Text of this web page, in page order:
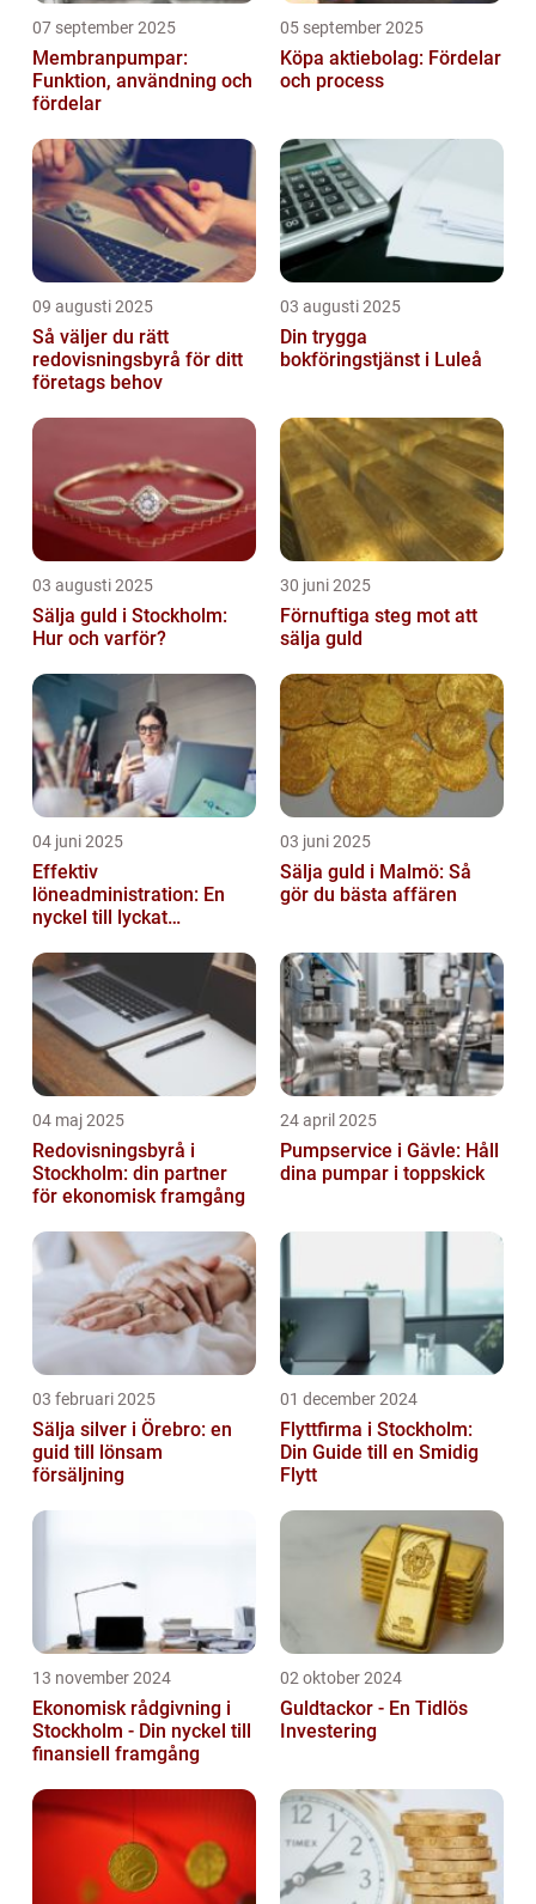
07 september 2025
Membranpumpar:
Funktion, användning och
fördelar
05 september 2025
Köpa aktiebolag: Fördelar
och process
09 augusti 2025
Så väljer du rätt
redovisningsbyrå för ditt
företags behov
03 augusti 2025
Din trygga
bokföringstjänst i Luleå
03 augusti 2025
Sälja guld i Stockholm:
Hur och varför?
30 juni 2025
Förnuftiga steg mot att
sälja guld
04 juni 2025
Effektiv
löneadministration: En
nyckel till lyckat
03 juni 2025
Sälja guld i Malmö: Så
gör du bästa affären
04 maj 2025
Redovisningsbyrå i
Stockholm: din partner
för ekonomisk framgång
24 april 2025
Pumpservice i Gävle: Håll
dina pumpar i toppskick
03 februari 2025
Sälja silver i Örebro: en
guid till lönsam
försäljning
01 december 2024
Flyttfirma i Stockholm:
Din Guide till en Smidig
Flytt
13 november 2024
Ekonomisk rådgivning i
Stockholm - Din nyckel till
finansiell framgång
02 oktober 2024
Guldtackor - En Tidlös
Investering